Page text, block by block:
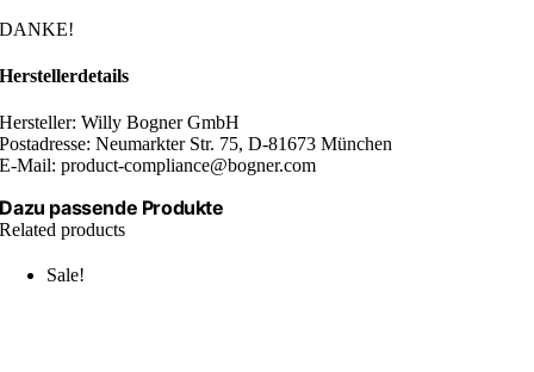
DANKE!
Herstellerdetails
Hersteller: Willy Bogner GmbH
Postadresse: Neumarkter Str. 75, D-81673 München
E-Mail: product-compliance@bogner.com
Dazu passende Produkte
Related products
Sale!